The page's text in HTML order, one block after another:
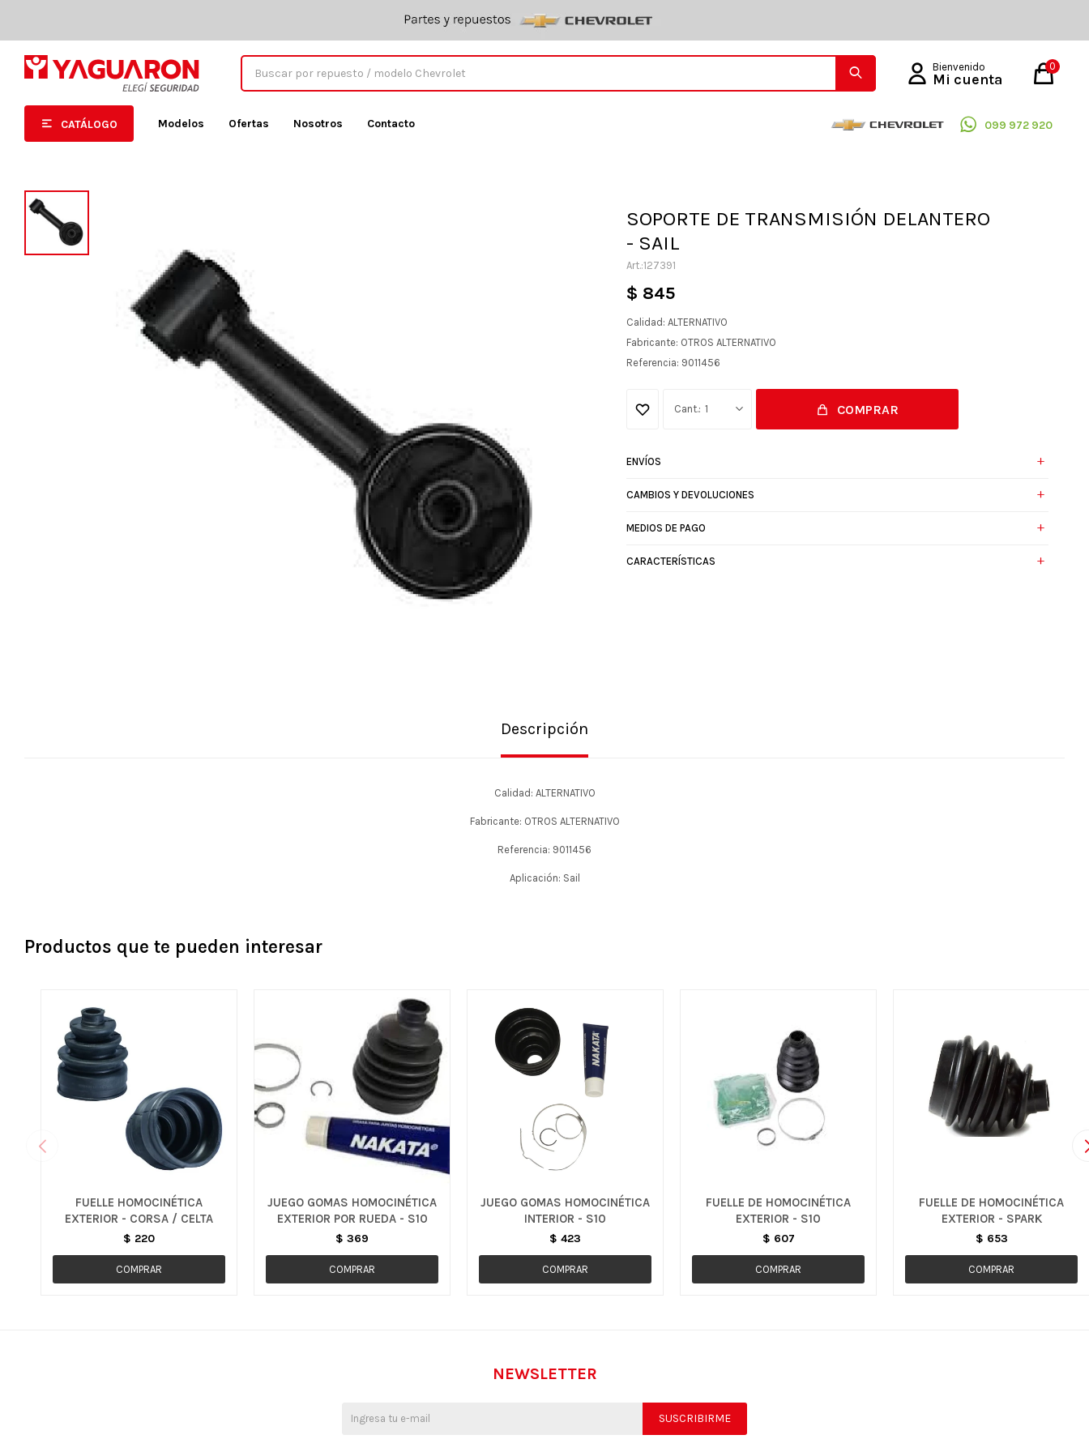
CATÁLOGO Modelos Ofertas Nosotros Contacto 099 972 920
0
SOPORTE DE TRANSMISIÓN DELANTERO
- SAIL
127391
$ 845
Calidad: ALTERNATIVO
Fabricante: OTROS ALTERNATIVO
Referencia: 9011456
1 COMPRAR
ENVÍOS
CAMBIOS Y DEVOLUCIONES
MEDIOS DE PAGO
CARACTERÍSTICAS
Descripción
Calidad: ALTERNATIVO
Fabricante: OTROS ALTERNATIVO
Referencia: 9011456
Aplicación: Sail
Productos que te pueden interesar
FUELLE HOMOCINÉTICA
EXTERIOR - CORSA / CELTA
$ 220
JUEGO GOMAS HOMOCINÉTICA
EXTERIOR POR RUEDA - S10
$ 369
JUEGO GOMAS HOMOCINÉTICA
INTERIOR - S10
$ 423
FUELLE DE HOMOCINÉTICA
EXTERIOR - S10
$ 607
FUELLE DE HOMOCINÉTICA
EXTERIOR - SPARK
$ 653
NEWSLETTER
SUSCRIBIRME